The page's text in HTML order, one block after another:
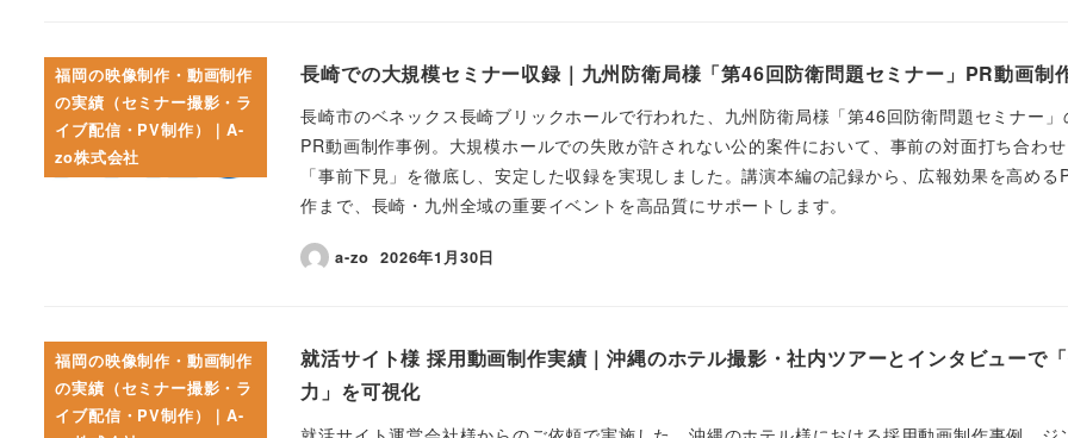
福岡の映像制作・動画制作
の実績（セミナー撮影・ラ
イブ配信・PV制作）｜A-
zo株式会社
長崎での大規模セミナー収録｜九州防衛局様「第46回防衛問題セミナー」PR動画制
長崎市のベネックス長崎ブリックホールで行われた、九州防衛局様「第46回防衛問題セミナー
PR動画制作事例。大規模ホールでの失敗が許されない公的案件において、事前の対面打ち合わ
「事前下見」を徹底し、安定した収録を実現しました。講演本編の記録から、広報効果を高める
作まで、長崎・九州全域の重要イベントを高品質にサポートします。
a-zo 2026年1月30日
福岡の映像制作・動画制作
の実績（セミナー撮影・ラ
イブ配信・PV制作）｜A-
就活サイト様 採用動画制作実績｜沖縄のホテル撮影・社内ツアーとインタビューで
力」を可視化